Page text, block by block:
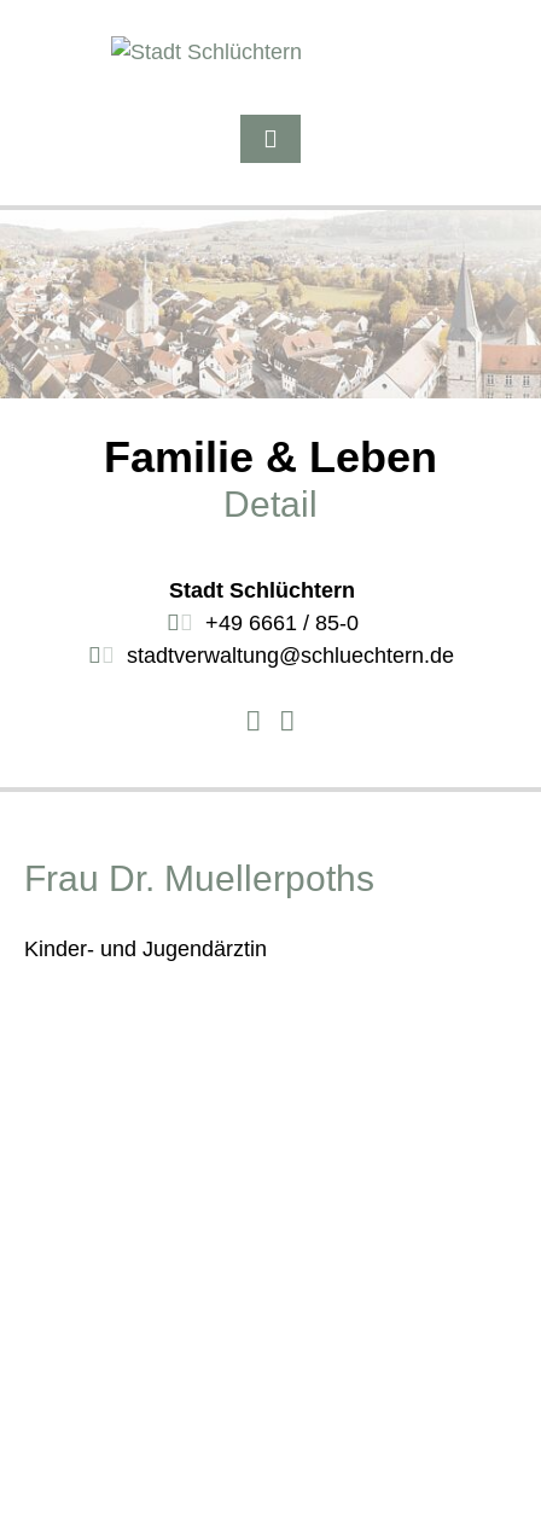
Familie & Leben
Detail
Stadt Schlüchtern
+49 6661 / 85-0
stadtverwaltung@schluechtern.de
Frau Dr. Muellerpoths
Kinder- und Jugendärztin